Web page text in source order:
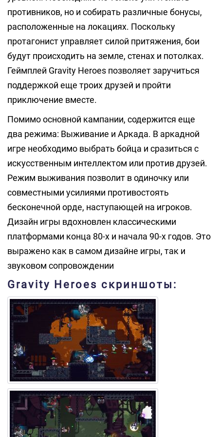
противников, но и собирать различные бонусы,
расположенные на локациях. Поскольку
протагонист управляет силой притяжения, бои
будут происходить на земле, стенах и потолках.
Геймплей Gravity Heroes позволяет заручиться
поддержкой еще троих друзей и пройти
приключение вместе.
Помимо основной кампании, содержится еще
два режима: Выживание и Аркада. В аркадной
игре необходимо выбрать бойца и сразиться с
искусственным интеллектом или против друзей.
Режим выживания позволит в одиночку или
совместными усилиями противостоять
бесконечной орде, наступающей на игроков.
Дизайн игры вдохновлен классическими
платформами конца 80-х и начала 90-х годов. Это
выражено как в самом дизайне игры, так и
звуковом сопровождении
Gravity Heroes скриншоты: